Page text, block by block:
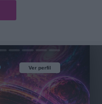
Ver perfil
Ver perfil